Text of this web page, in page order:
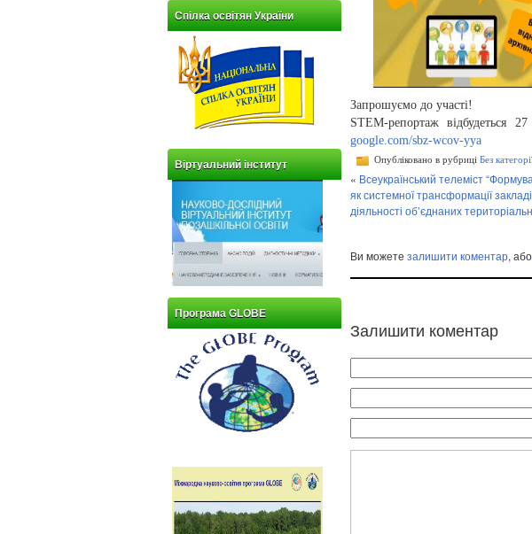
Спілка освітян України
Віртуальний інститут
Програма GLOBE
Запрошуємо до участі!
STEM-репортаж відбудеться
google.com/sbz-wcov-yya
Опубліковано в рубриці Без
« Всеукраїнський телеміст
як системної трансформації
діяльності об’єднаних
Ви можете залишити коментар, або
Залишити коментар